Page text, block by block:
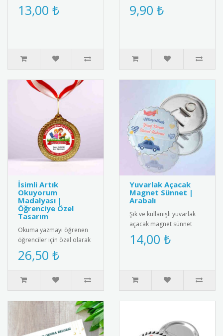
özel bir hediye verin! Tatil
ruhunu yansıtan ş..
13,00 ₺
Sağlıklı yaşam bilincini
yaymak için ideal
9,90 ₺
İsimli Artık
Okuyorum
Madalyası |
Öğrenciye Özel
Tasarım
Okuma yazmayı öğrenen
öğrenciler için özel olarak
hazırlanan isimli artık
okuyorum madalyası.
Öğrenc..
26,50 ₺
Yuvarlak Açacak
Magnet Sünnet |
Arabalı
Şık ve kullanışlı yuvarlak
açacak magnet sünnet
hediyesi. Yüksek kaliteli
mıknatıs ve paslanmaz
14,00 ₺